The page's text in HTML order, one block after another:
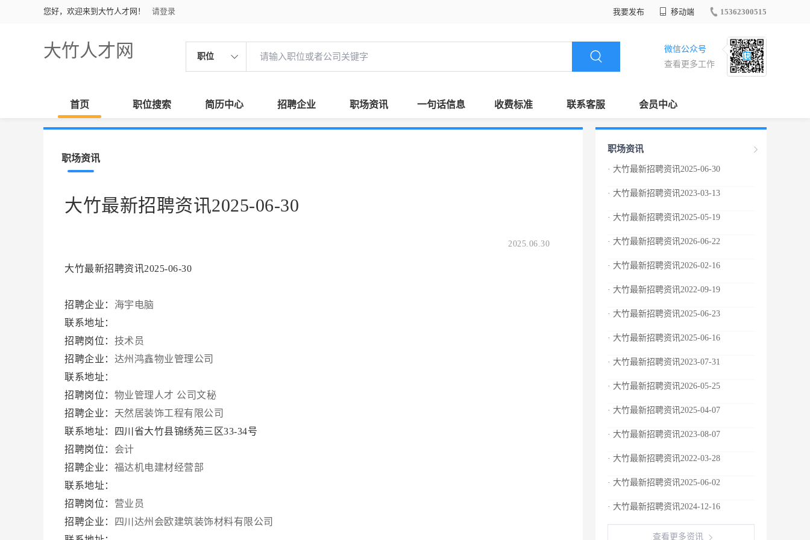
您好，欢迎来到大竹人才网！ 请登录 我要发布 移动端 15362300515
大竹人才网 职位
微信公众号
查看更多工作
首页 职位搜索 简历中心 招聘企业 职场资讯 一句话信息 收费标准 联系客服 会员中心
职场资讯
大竹最新招聘资讯2025-06-30
2025.06.30
大竹最新招聘资讯2025-06-30
招聘企业： 海宇电脑
联系地址：
招聘岗位： 技术员
招聘企业： 达州鸿鑫物业管理公司
联系地址：
招聘岗位： 物业管理人才 公司文秘
招聘企业： 天然居装饰工程有限公司
联系地址：四川省大竹县锦绣苑三区33-34号
招聘岗位： 会计
招聘企业： 福达机电建材经营部
联系地址：
招聘岗位： 营业员
招聘企业：
四川达州会欧建筑装饰材料有限公司
职场资讯
· 大竹最新招聘资讯2025-06-30
· 大竹最新招聘资讯2023-03-13
· 大竹最新招聘资讯2025-05-19
· 大竹最新招聘资讯2026-06-22
· 大竹最新招聘资讯2026-02-16
· 大竹最新招聘资讯2022-09-19
· 大竹最新招聘资讯2025-06-23
· 大竹最新招聘资讯2025-06-16
· 大竹最新招聘资讯2023-07-31
· 大竹最新招聘资讯2026-05-25
· 大竹最新招聘资讯2025-04-07
· 大竹最新招聘资讯2023-08-07
· 大竹最新招聘资讯2022-03-28
· 大竹最新招聘资讯2025-06-02
· 大竹最新招聘资讯2024-12-16
查看更多资讯